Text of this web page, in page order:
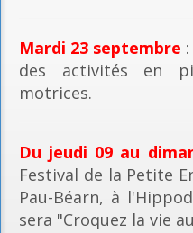
Mardi 23 septembre
des activités en
motrices.
Du jeudi 09 au
Festival de la Petite
Pau-Béarn, à
sera "Croquez la vie